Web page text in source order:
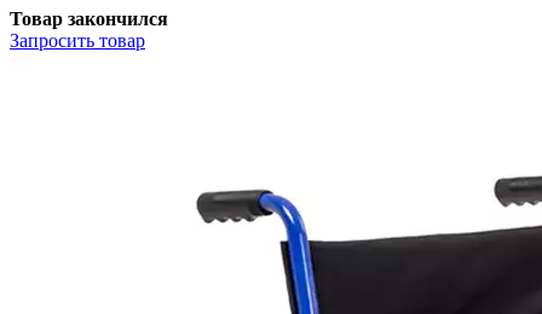
Товар закончился
Запросить товар